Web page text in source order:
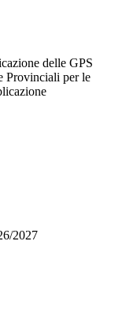
delle GPS
Provinciali per le
2027